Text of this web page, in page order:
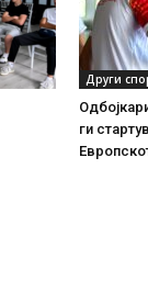
Други
ги